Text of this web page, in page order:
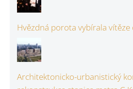
Hvězdná porota vybírala vítěze
Architektonicko-urbanistický